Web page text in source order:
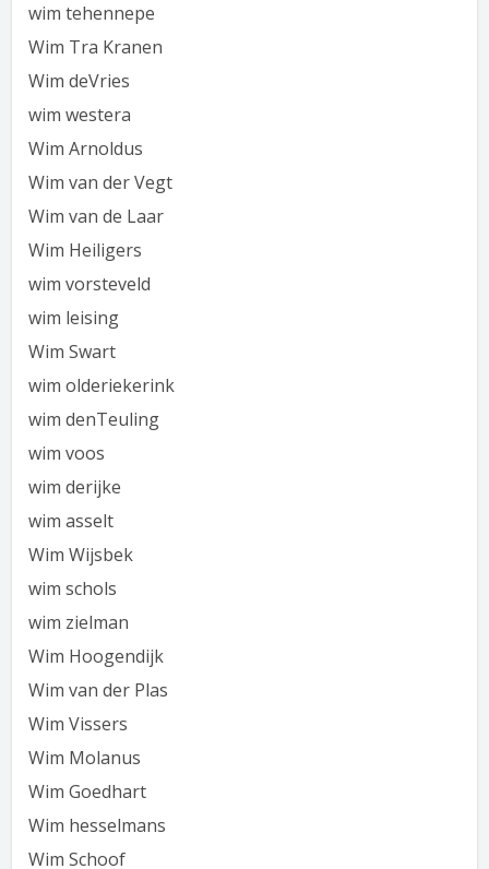
wim tehennepe
Wim Tra Kranen
Wim deVries
wim westera
Wim Arnoldus
Wim van der Vegt
Wim van de Laar
Wim Heiligers
wim vorsteveld
wim leising
Wim Swart
wim olderiekerink
wim denTeuling
wim voos
wim derijke
wim asselt
Wim Wijsbek
wim schols
wim zielman
Wim Hoogendijk
Wim van der Plas
Wim Vissers
Wim Molanus
Wim Goedhart
Wim hesselmans
Wim Schoof